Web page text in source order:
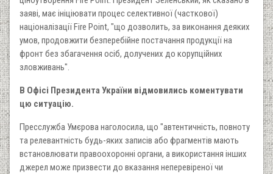
заяві, має ініціювати процес селективної (часткової)
націоналізації Fire Point, "що дозволить, за виконання деяких
умов, продовжити безперебійне постачання продукції на
фронт без збагачення осіб, долучених до корупційних
зловживань".
В Офісі Президента України відмовились коментувати
цю ситуацію.
Пресслужба Умєрова наголосила, що "автентичність, повноту
та релевантність будь-яких записів або фрагментів мають
встановлювати правоохоронні органи, а використання інших
джерел може призвести до вказання неперевіреної чи